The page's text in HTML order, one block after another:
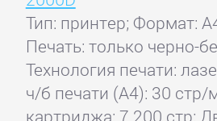
Тип: принтер; Формат:
Печать: только черно-
Технология печати:
ч/б печати (А4): 30 стр/
картриджа: 7 200 стр;